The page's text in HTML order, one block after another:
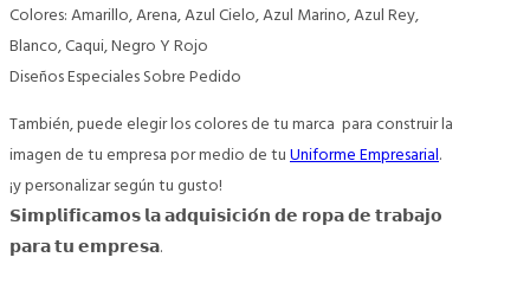
Colores: Amarillo, Arena, Azul Cielo, Azul Marino, Azul Rey,
Blanco, Caqui, Negro Y Rojo
Diseños Especiales Sobre Pedido
También, puede elegir los colores de tu marca para construir la
imagen de tu empresa por medio de tuUniforme Empresarial.
¡y personalizar según tu gusto!
𝗦𝗶𝗺𝗽𝗹𝗶𝗳𝗶𝗰𝗮𝗺𝗼𝘀 𝗹𝗮 𝗮𝗱𝗾𝘂𝗶𝘀𝗶𝗰𝗶𝗼́𝗻 𝗱𝗲 𝗿𝗼𝗽𝗮 𝗱𝗲 𝘁𝗿𝗮𝗯𝗮𝗷𝗼
𝗽𝗮𝗿𝗮 𝘁𝘂 𝗲𝗺𝗽𝗿𝗲𝘀𝗮.